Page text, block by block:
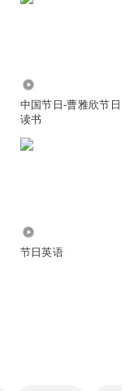
中国节日-曹雅欣节日
读书
节日英语